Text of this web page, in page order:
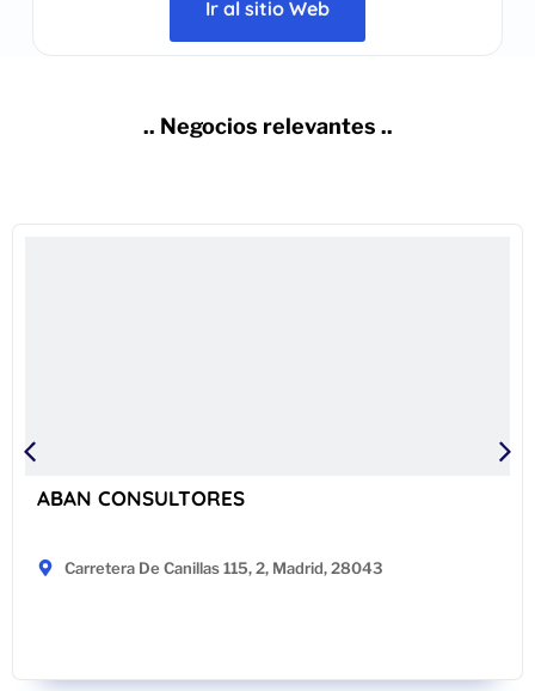
Ir al sitio Web
.. Negocios relevantes ..
ABAN CONSULTORES
Carretera De Canillas 115, 2, Madrid, 28043